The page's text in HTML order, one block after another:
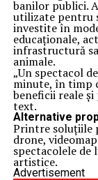
banilor publici.
utilizate pentru
investite în
educaționale,
infrastructură
animale.
„Un spectacol
minute, în timp
beneficii reale
text.
Alternative
Printre soluțiile
drone,
spectacolele de
artistice.
Advertisement